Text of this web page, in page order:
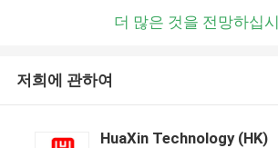
더 많은 것을 전망하십
저희에 관하여
HuaXin Technology (HK)